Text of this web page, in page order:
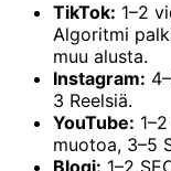
TikTok: 1–2
Algoritmi
muu alusta.
Instagram:
3 Reelsiä.
YouTube:
muotoa, 3–5